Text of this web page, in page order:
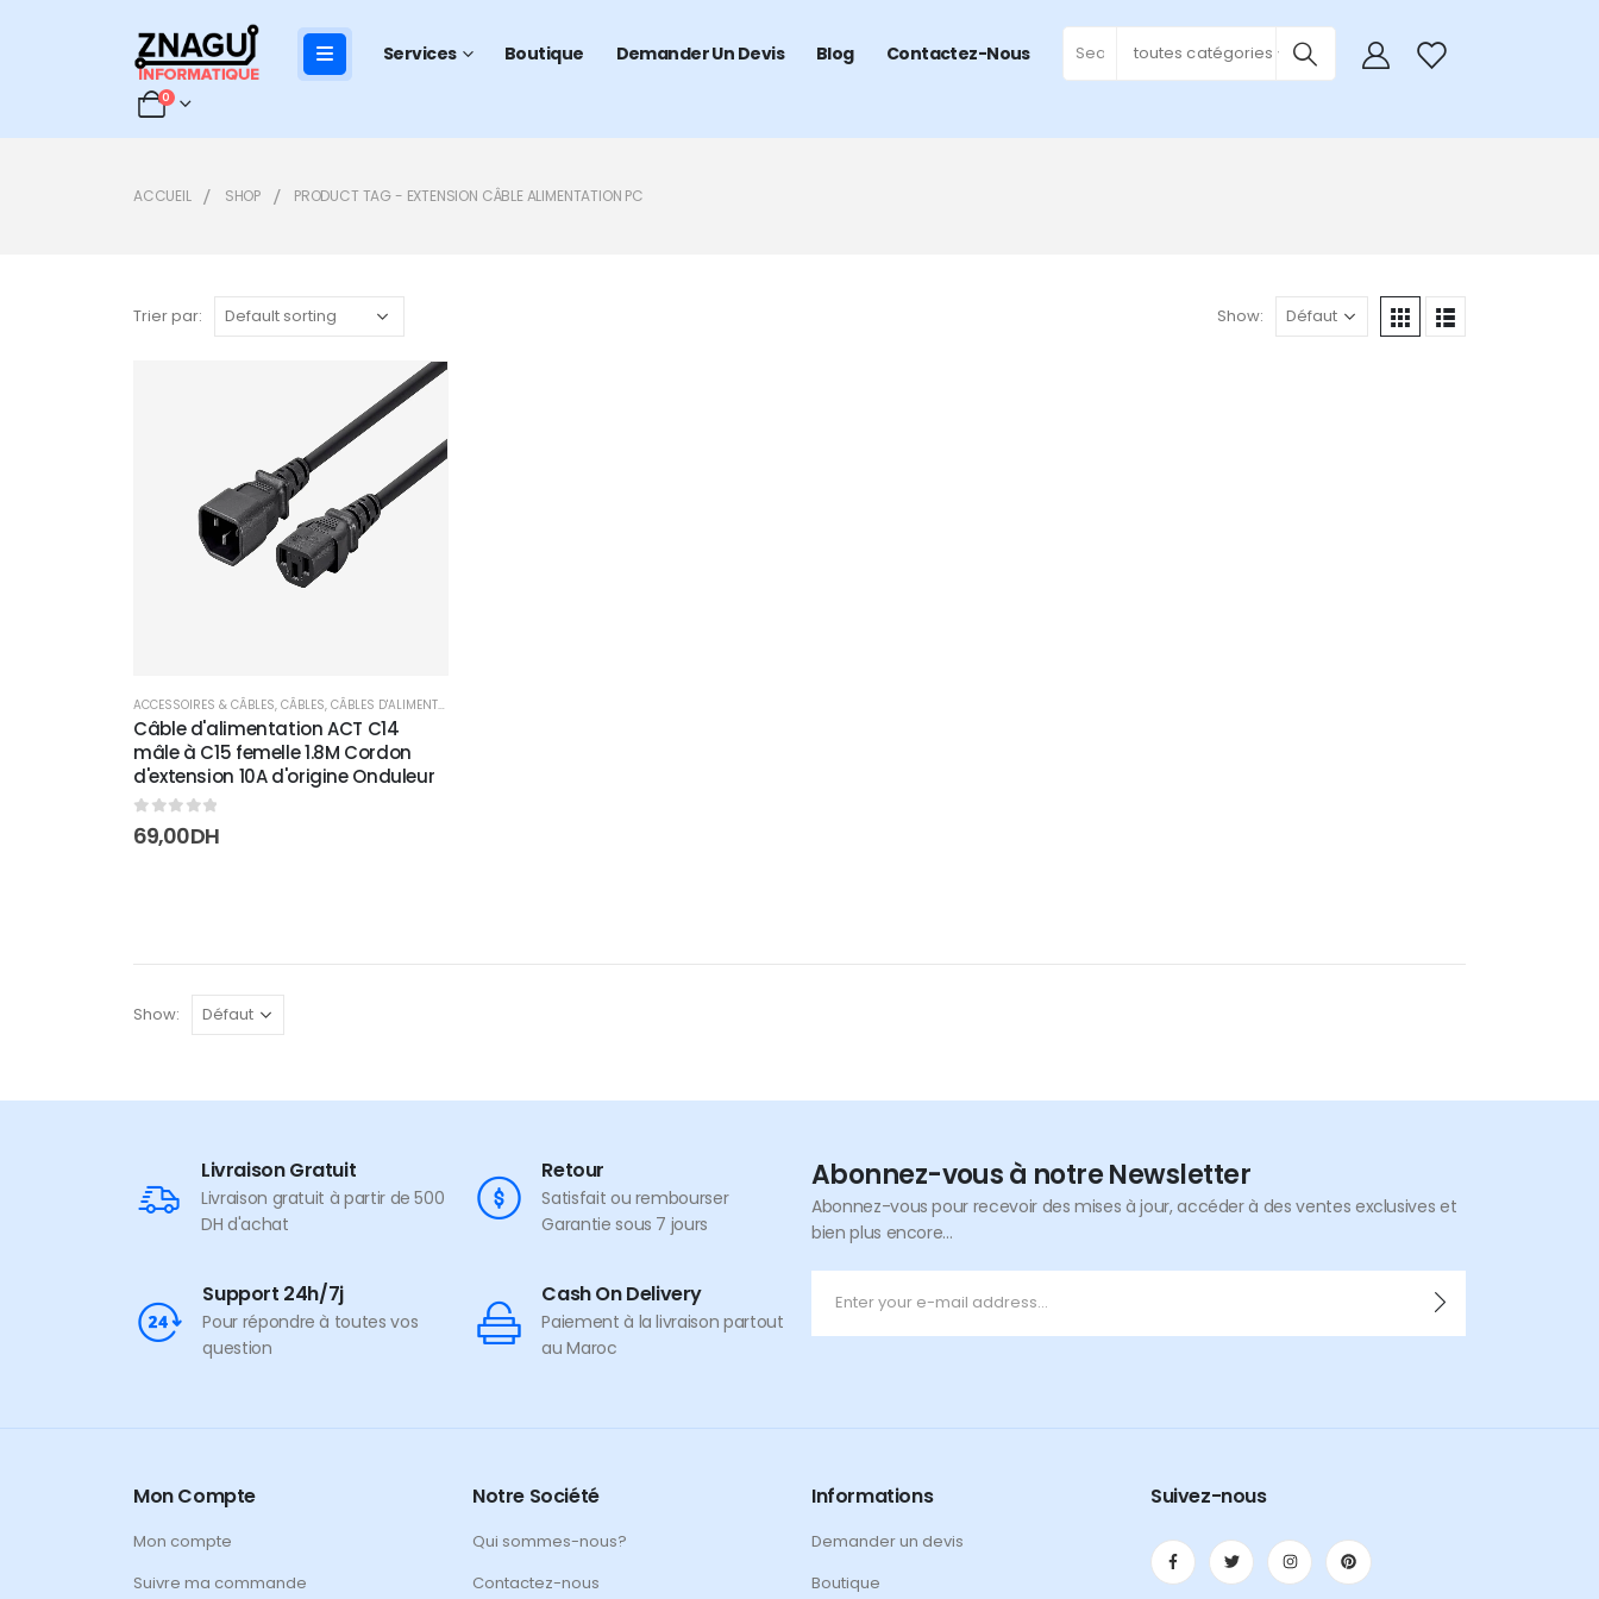
Services Boutique Demander Un Devis Blog Contactez-Nous toutes catégories 0
0
ACCUEIL SHOP PRODUCT TAG - EXTENSION CÂBLE ALIMENTATION PC
Trier par: Show:
Add to
wishlist
ACCESSOIRES & CÂBLES, CÂBLES, CÂBLES D'ALIMENTATION
Câble d'alimentation ACT C14
mâle à C15 femelle 1.8M Cordon
d'extension 10A d'origine Onduleur
0sur 5
69,00DH
Show:
Livraison Gratuit
Livraison gratuit à partir de 500
DH d'achat
Retour
Satisfait ou rembourser
Garantie sous 7 jours
Support 24h/7j
Pour répondre à toutes vos
question
Cash On Delivery
Paiement à la livraison partout
au Maroc
Abonnez-vous à notre Newsletter
Abonnez-vous pour recevoir des mises à jour, accéder à des ventes exclusives et
bien plus encore...
Mon Compte
Mon compte
Suivre ma commande
Notre Société
Qui sommes-nous?
Contactez-nous
Informations
Demander un devis
Boutique
Suivez-nous